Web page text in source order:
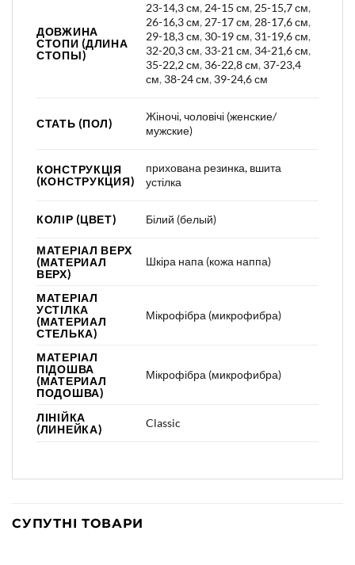
ДОВЖИНА
СТОПИ (ДЛИНА
СТОПЫ)
23-14,3 см, 24-15 см, 25-15,7 см,
26-16,3 см, 27-17 см, 28-17,6 см,
29-18,3 см, 30-19 см, 31-19,6 см,
32-20,3 см, 33-21 см, 34-21,6 см,
35-22,2 см, 36-22,8 см, 37-23,4
см, 38-24 см, 39-24,6 см
СТАТЬ (ПОЛ)
Жіночі, чоловічі (женские/
мужские)
КОНСТРУКЦІЯ
(КОНСТРУКЦИЯ)
прихована резинка, вшита
устілка
КОЛІР (ЦВЕТ) Білий (белый)
МАТЕРІАЛ ВЕРХ
(МАТЕРИАЛ
ВЕРХ)
Шкіра напа (кожа наппа)
МАТЕРІАЛ
УСТІЛКА
(МАТЕРИАЛ
СТЕЛЬКА)
Мікрофібра (микрофибра)
МАТЕРІАЛ
ПІДОШВА
(МАТЕРИАЛ
ПОДОШВА)
Мікрофібра (микрофибра)
ЛІНІЙКА
(ЛИНЕЙКА)
Classic
СУПУТНІ ТОВАРИ